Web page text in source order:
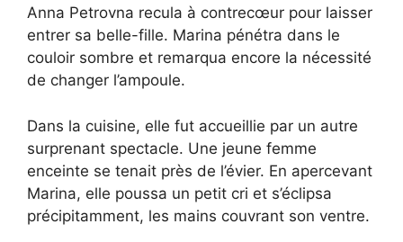
Anna Petrovna recula à contrecœur pour laisser
entrer sa belle-fille. Marina pénétra dans le
couloir sombre et remarqua encore la nécessité
de changer l’ampoule.
Dans la cuisine, elle fut accueillie par un autre
surprenant spectacle. Une jeune femme
enceinte se tenait près de l’évier. En apercevant
Marina, elle poussa un petit cri et s’éclipsa
précipitamment, les mains couvrant son ventre.